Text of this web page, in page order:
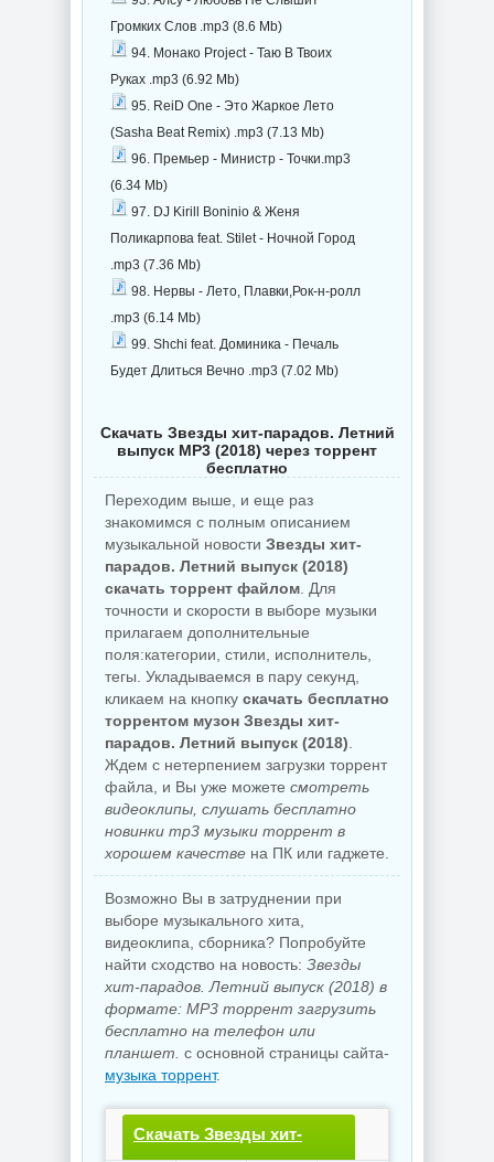
Громких Слов .mp3 (8.6 Mb)
94. Монако Project - Таю В Твоих
Руках .mp3 (6.92 Mb)
95. ReiD One - Это Жаркое Лето
(Sasha Beat Remix) .mp3 (7.13 Mb)
96. Премьер - Министр - Точки.mp3
(6.34 Mb)
97. DJ Kirill Boninio & Женя
Поликарпова feat. Stilet - Ночной Город
.mp3 (7.36 Mb)
98. Нервы - Лето, Плавки,Рок-н-ролл
.mp3 (6.14 Mb)
99. Shchi feat. Доминика - Печаль
Будет Длиться Вечно .mp3 (7.02 Mb)
Скачать Звезды хит-парадов. Летний
выпуск MP3 (2018) через торрент
бесплатно
Переходим выше, и еще раз
знакомимся с полным описанием
музыкальной новости Звезды хит-
парадов. Летний выпуск (2018)
скачать торрент файлом . Для
точности и скорости в выборе музыки
прилагаем дополнительные
поля:категории, стили, исполнитель,
тегы. Укладываемся в пару секунд,
кликаем на кнопку скачать бесплатно
торрентом музон Звезды хит-
парадов. Летний выпуск (2018)
Ждем с нетерпением загрузки торрент
файла, и Вы уже можете смотреть
видеоклипы, слушать бесплатно
новинки mp3 музыки торрент в
хорошем качестве на ПК или гаджете.
Возможно Вы в затруднении при
выборе музыкального хита,
видеоклипа, сборника? Попробуйте
найти сходство на новость: Звезды
хит-парадов. Летний выпуск (2018) в
формате: MP3 торрент загрузить
бесплатно на телефон или
планшет. с основной страницы сайта-
музыка торрент.
Скачать Звезды хит-